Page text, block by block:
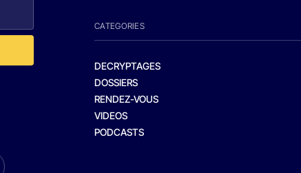
CATEGORIES
DECRYPTAGES
DOSSIERS
RENDEZ-VOUS
VIDEOS
PODCASTS